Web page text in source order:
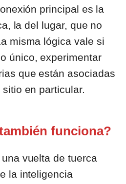
principal es la
la del lugar, que no
misma lógica vale si
único, experimentar
que están asociadas
en particular.
funciona?
vuelta de tuerca
la inteligencia